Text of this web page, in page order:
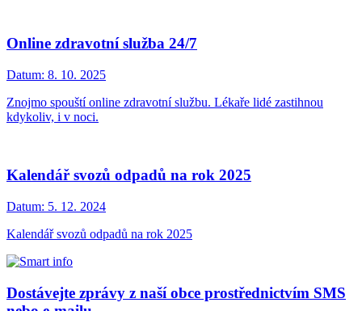
Online zdravotní služba 24/7
Datum: 8. 10. 2025
Znojmo spouští online zdravotní službu. Lékaře lidé zastihnou
kdykoliv, i v noci.
Kalendář svozů odpadů na rok 2025
Datum: 5. 12. 2024
Kalendář svozů odpadů na rok 2025
Dostávejte zprávy z naší obce prostřednictvím SMS